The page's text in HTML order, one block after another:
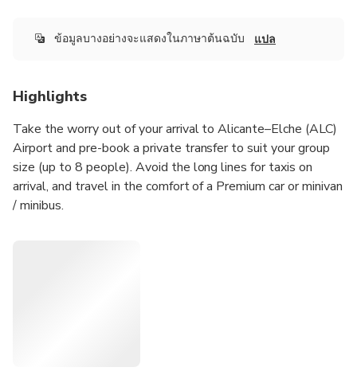
ข้อมูลบางอย่างจะแสดงในภาษาต้นฉบับ แปล
Highlights
Take the worry out of your arrival to Alicante–Elche (ALC)
Airport and pre-book a private transfer to suit your group
size (up to 8 people). Avoid the long lines for taxis on
arrival, and travel in the comfort of a Premium car or minivan
/ minibus.